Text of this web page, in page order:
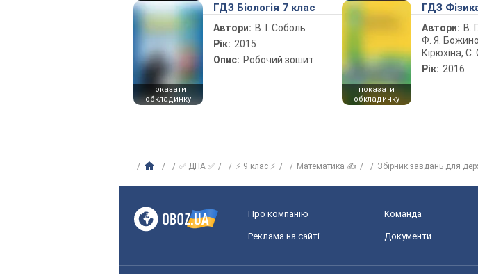
показати
обкладинку
ГДЗ Біологія 7 клас
Автори: В. І. Соболь
Рік: 2015
Опис: Робочий зошит
показати
обкладинку
ГДЗ
Автори: В.
Ф. Я.
Кірюхіна,
Рік: 2016
✅ ДПА ✅ ⚡ 9 клас ⚡ Математика ✍ Збірник завдань для
Про компанію Команда
Реклама на сайті Документи